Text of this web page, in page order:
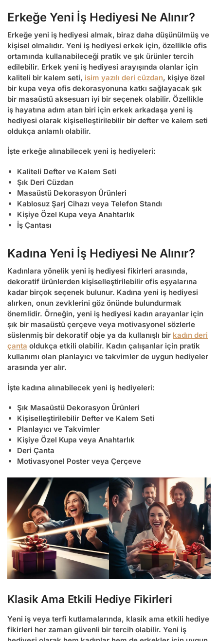
Erkeğe Yeni İş Hediyesi Ne Alınır?
Erkeğe yeni iş hediyesi almak, biraz daha düşünülmüş ve
kişisel olmalıdır. Yeni iş hediyesi erkek için, özellikle ofis
ortamında kullanabileceği pratik ve şık ürünler tercih
edilebilir. Erkek yeni iş hediyesi arayışında olanlar için
kaliteli bir kalem seti, isim yazılı deri cüzdan, kişiye özel
bir kupa veya ofis dekorasyonuna katkı sağlayacak şık
bir masaüstü aksesuarı iyi bir seçenek olabilir. Özellikle
iş hayatına adım atan biri için erkek arkadaşa yeni iş
hediyesi olarak kişiselleştirilebilir bir defter ve kalem seti
oldukça anlamlı olabilir.
İşte erkeğe alınabilecek yeni iş hediyeleri:
Kaliteli Defter ve Kalem Seti
Şık Deri Cüzdan
Masaüstü Dekorasyon Ürünleri
Kablosuz Şarj Cihazı veya Telefon Standı
Kişiye Özel Kupa veya Anahtarlık
İş Çantası
Kadına Yeni İş Hediyesi Ne Alınır?
Kadınlara yönelik yeni iş hediyesi fikirleri arasında,
dekoratif ürünlerden kişiselleştirilebilir ofis eşyalarına
kadar birçok seçenek bulunur. Kadına yeni iş hediyesi
alırken, onun zevklerini göz önünde bulundurmak
önemlidir. Örneğin, yeni iş hediyesi kadın arayanlar için
şık bir masaüstü çerçeve veya motivasyonel sözlerle
süslenmiş bir dekoratif obje ya da kullanışlı bir kadın deri
çanta oldukça etkili olabilir. Kadın çalışanlar için pratik
kullanımı olan planlayıcı ve takvimler de uygun hediyeler
arasında yer alır.
İşte kadına alınabilecek yeni iş hediyeleri:
Şık Masaüstü Dekorasyon Ürünleri
Kişiselleştirilebilir Defter ve Kalem Seti
Planlayıcı ve Takvimler
Kişiye Özel Kupa veya Anahtarlık
Deri Çanta
Motivasyonel Poster veya Çerçeve
Klasik Ama Etkili Hediye Fikirleri
Yeni iş veya terfi kutlamalarında, klasik ama etkili hediye
fikirleri her zaman güvenli bir tercih olabilir. Yeni iş